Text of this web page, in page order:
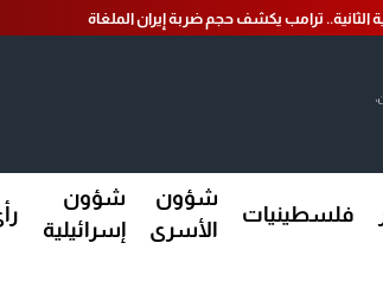
الثانية.. ترامب يكشف حجم ضربة إيران الملغاة
فلسطينيات
شؤون
الأسرى
شؤون
إسرائيلية